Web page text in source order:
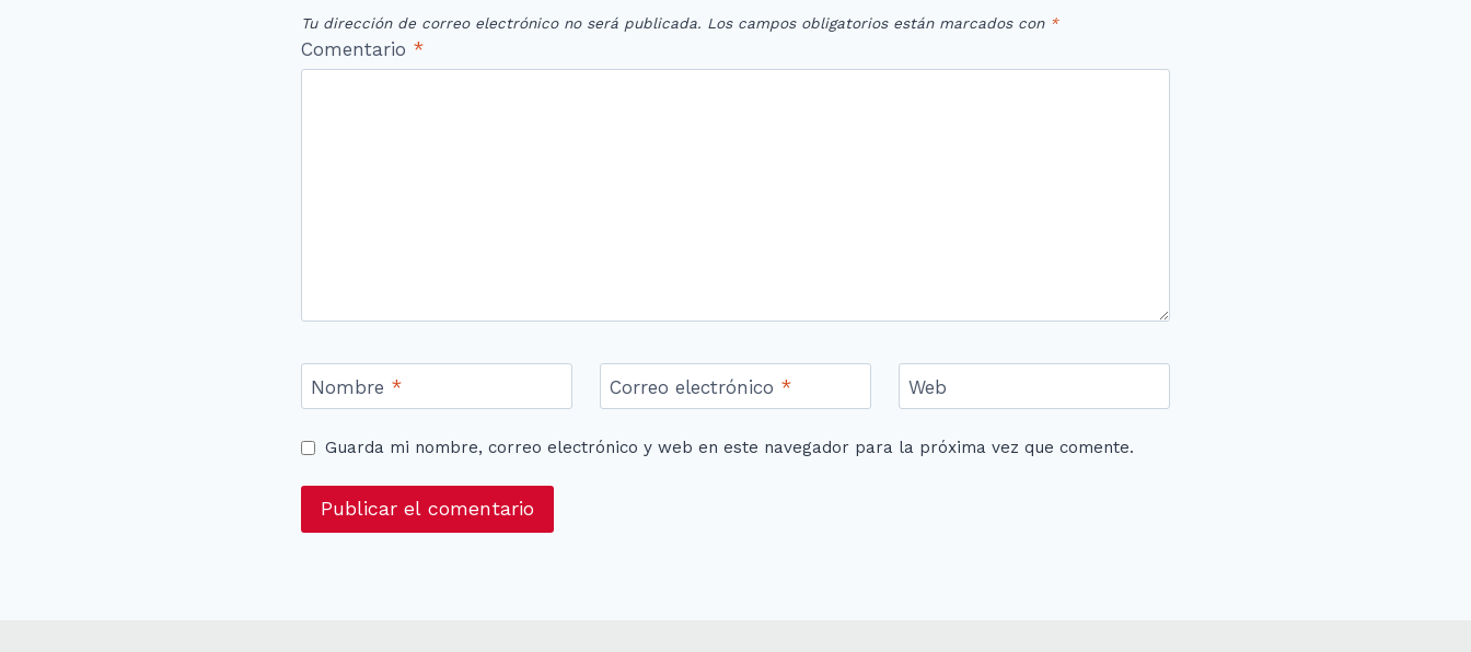
Tu dirección de correo electrónico no será publicada. Los campos obligatorios están marcados con *
Comentario *
Nombre * Correo electrónico * Web
Guarda mi nombre, correo electrónico y web en este navegador para la próxima vez que comente.